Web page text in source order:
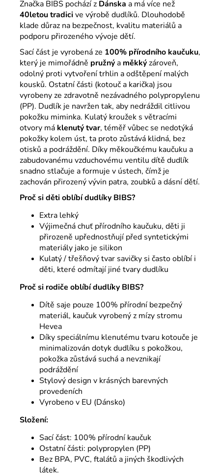
Značka BIBS pochází z Dánska a má více než
40letou tradicive výrobě dudlíků. Dlouhodobě
klade důraz na bezpečnost, kvalitu materiálů a
podporu přirozeného vývoje dětí.
Sací část je vyrobená ze 100% přírodního kaučuku,
který je mimořádně pružnýa měkkýzároveň,
odolný proti vytvoření trhlin a odštěpení malých
kousků. Ostatní části (kotouč a karička) jsou
vyrobeny ze zdravotně nezávadného polypropylenu
(PP). Dudlík je navržen tak, aby nedráždil citlivou
pokožku miminka. Kulatý kroužek s větracími
otvory má klenutý tvar, téměř vůbec se nedotýká
pokožky kolem úst, ta proto zůstává klidná, bez
otisků a podráždění. Díky měkoučkému kaučuku a
zabudovanému vzduchovému ventilu dítě dudlík
snadno stlačuje a formuje v ústech, čímž je
zachován přirozený vývin patra, zoubků a dásní dětí.
Proč si děti oblíbí dudlíky BIBS?
Extra lehký
Výjimečná chuť přírodního kaučuku, děti ji
přirozeně upřednostňují před syntetickými
materiály jako je silikon
Kulatý / třešňový tvar savičky si často oblíbí i
děti, které odmítají jiné tvary dudlíku
Proč si rodiče oblíbí dudlíky BIBS?
Dítě saje pouze 100% přírodní bezpečný
materiál, kaučuk vyrobený z mízy stromu
Hevea
Díky speciálnímu klenutému tvaru kotouče je
minimalizován dotyk dudlíku s pokožkou,
pokožka zůstává suchá a nevznikají
podráždění
Stylový design v krásných barevných
provedeních
Vyrobeno v EU (Dánsko)
Složení:
Sací část: 100% přírodní kaučuk
Ostatní části: polypropylen (PP)
Bez BPA, PVC, ftalátů a jiných škodlivých
látek.